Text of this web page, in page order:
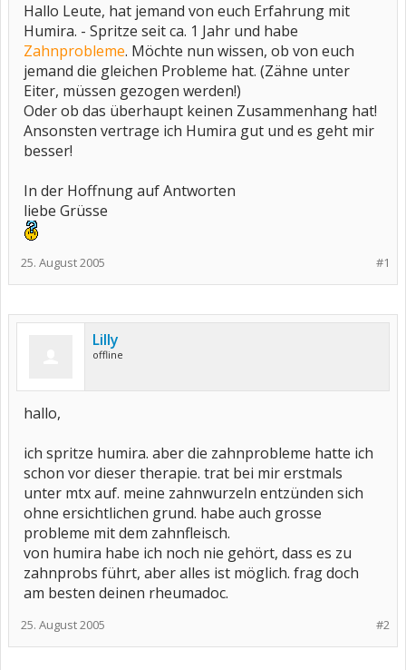
Hallo Leute, hat jemand von euch Erfahrung mit
Humira. - Spritze seit ca. 1 Jahr und habe
Zahnprobleme. Möchte nun wissen, ob von euch
jemand die gleichen Probleme hat. (Zähne unter
Eiter, müssen gezogen werden!)
Oder ob das überhaupt keinen Zusammenhang hat!
Ansonsten vertrage ich Humira gut und es geht mir
besser!
In der Hoffnung auf Antworten
liebe Grüsse
#1
25. August 2005
Lilly
offline
hallo,
ich spritze humira. aber die zahnprobleme hatte ich
schon vor dieser therapie. trat bei mir erstmals
unter mtx auf. meine zahnwurzeln entzünden sich
ohne ersichtlichen grund. habe auch grosse
probleme mit dem zahnfleisch.
von humira habe ich noch nie gehört, dass es zu
zahnprobs führt, aber alles ist möglich. frag doch
am besten deinen rheumadoc.
#2
25. August 2005